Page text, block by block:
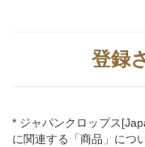
登録
* ジャパンクロップス
に関連する「商品」につ